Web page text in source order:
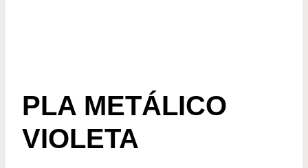
PLA METÁLICO
VIOLETA